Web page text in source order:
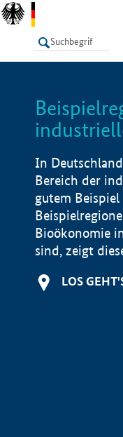
LISTE
In
Bereich der
gutem
Bioökonomie
sind, zeigt
LOS